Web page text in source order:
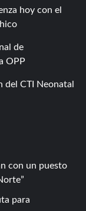
hoy con el
de
OPP
del CTI Neonatal
con un puesto
para